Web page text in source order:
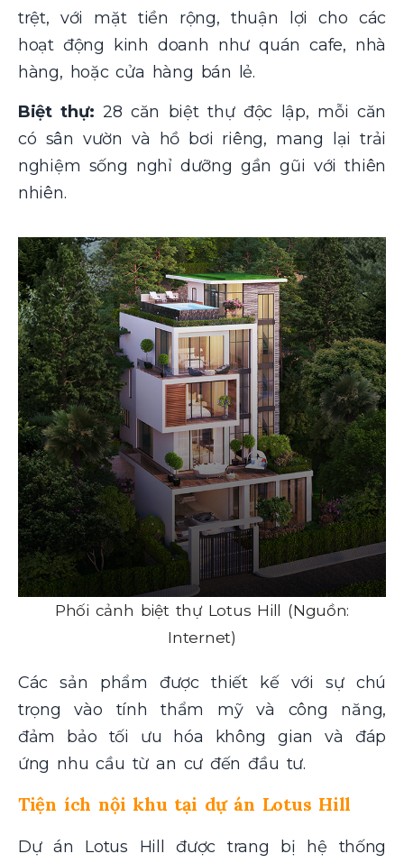
trệt, với mặt tiền rộng, thuận lợi cho các
hoạt động kinh doanh như quán cafe, nhà
hàng, hoặc cửa hàng bán lẻ.
Biệt thự: 28 căn biệt thự độc lập, mỗi căn
có sân vườn và hồ bơi riêng, mang lại trải
nghiệm sống nghỉ dưỡng gần gũi với thiên
nhiên.
Phối cảnh biệt thự Lotus Hill (Nguồn:
Internet)
Các sản phẩm được thiết kế với sự chú
trọng vào tính thẩm mỹ và công năng,
đảm bảo tối ưu hóa không gian và đáp
ứng nhu cầu từ an cư đến đầu tư.
Tiện ích nội khu tại dự án Lotus Hill
Dự án Lotus Hill được trang bị hệ thống